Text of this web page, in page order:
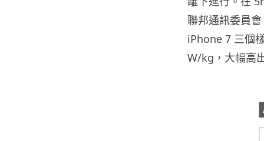
聯邦通訊委員
iPhone 7 三個
W/kg，大幅高